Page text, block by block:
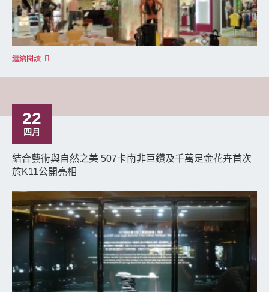
繼續閱讀
22
四月
結合藝術與自然之美 507卡南非巨鑽及千萬足金花卉首次
於K11公開亮相